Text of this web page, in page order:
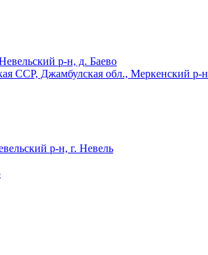
р-н, д. Баево
Джамбулская обл., Меркенский р-н
р-н, г. Невель